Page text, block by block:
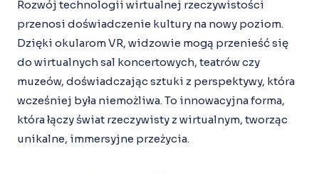
Rozwój technologii wirtualnej rzeczywistości
przenosi doświadczenie kultury na nowy poziom.
Dzięki okularom VR, widzowie mogą przenieść się
do wirtualnych sal koncertowych, teatrów czy
muzeów, doświadczając sztuki z perspektywy, która
wcześniej była niemożliwa. To innowacyjna forma,
która łączy świat rzeczywisty z wirtualnym, tworząc
unikalne, immersyjne przeżycia.